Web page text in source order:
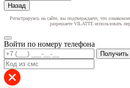
Назад
Регистрируясь на сайте, вы подтверждаете, что
разрешаете VILATTE использовать
Войти по номеру телефона
Получить